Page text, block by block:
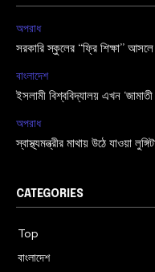
অপরাধ
সরকারি স্কুলের “ফ্রি শিক্ষা”
বাংলাদেশ
ইসলামী বিশ্ববিদ্যালয় এখন ‘জামাতী
অপরাধ
স্বাস্থ্যমন্ত্রীর মাথায় উঠে যাওয়া
CATEGORIES
Top
বাংলাদেশ